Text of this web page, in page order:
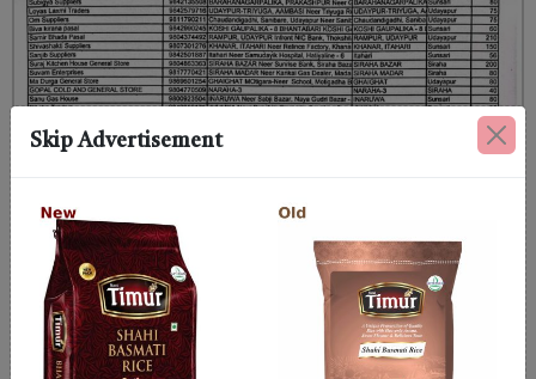
Skip Advertisement